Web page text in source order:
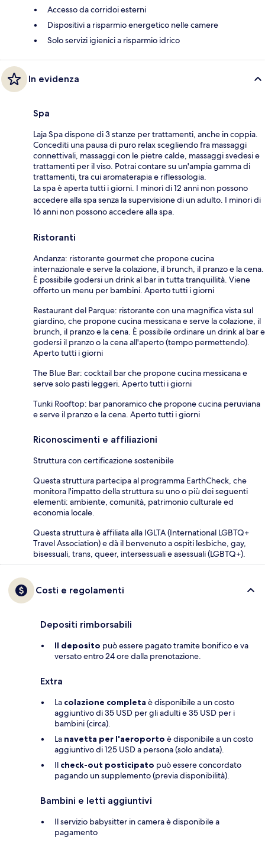
Accesso da corridoi esterni
Dispositivi a risparmio energetico nelle camere
Solo servizi igienici a risparmio idrico
In evidenza
Spa
Laja Spa dispone di 3 stanze per trattamenti, anche in coppia.
Concediti una pausa di puro relax scegliendo fra massaggi
connettivali, massaggi con le pietre calde, massaggi svedesi e
trattamenti per il viso. Potrai contare su un'ampia gamma di
trattamenti, tra cui aromaterapia e riflessologia.
La spa è aperta tutti i giorni. I minori di 12 anni non possono
accedere alla spa senza la supervisione di un adulto. I minori di
16 anni non possono accedere alla spa.
Ristoranti
Andanza: ristorante gourmet che propone cucina
internazionale e serve la colazione, il brunch, il pranzo e la cena.
È possibile godersi un drink al bar in tutta tranquillità. Viene
offerto un menu per bambini. Aperto tutti i giorni
Restaurant del Parque: ristorante con una magnifica vista sul
giardino, che propone cucina messicana e serve la colazione, il
brunch, il pranzo e la cena. È possibile ordinare un drink al bar e
godersi il pranzo o la cena all'aperto (tempo permettendo).
Aperto tutti i giorni
The Blue Bar: cocktail bar che propone cucina messicana e
serve solo pasti leggeri. Aperto tutti i giorni
Tunki Rooftop: bar panoramico che propone cucina peruviana
e serve il pranzo e la cena. Aperto tutti i giorni
Riconoscimenti e affiliazioni
Struttura con certificazione sostenibile
Questa struttura partecipa al programma EarthCheck, che
monitora l'impatto della struttura su uno o più dei seguenti
elementi: ambiente, comunità, patrimonio culturale ed
economia locale.
Questa struttura è affiliata alla IGLTA (International LGBTQ+
Travel Association) e dà il benvenuto a ospiti lesbiche, gay,
bisessuali, trans, queer, intersessuali e asessuali (LGBTQ+).
Costi e regolamenti
Depositi rimborsabili
Il deposito può essere pagato tramite bonifico e va
versato entro 24 ore dalla prenotazione.
Extra
La colazione completa è disponibile a un costo
aggiuntivo di 35 USD per gli adulti e 35 USD per i
bambini (circa).
La navetta per l'aeroporto è disponibile a un costo
aggiuntivo di 125 USD a persona (solo andata).
Il check-out posticipato può essere concordato
pagando un supplemento (previa disponibilità).
Bambini e letti aggiuntivi
Il servizio babysitter in camera è disponibile a
pagamento